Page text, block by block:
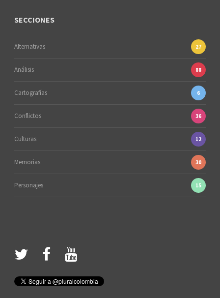
SECCIONES
Alternativas 27
Análisis 88
Cartografías 6
Conflictos 36
Culturas 12
Memorias 30
Personajes 15